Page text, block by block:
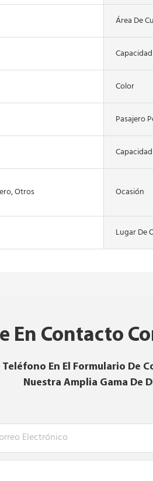
Área De
Capacidad
Color
Pasajero
Otros Ocasión
Lugar De
En Contacto
En El Formulario
Nuestra Amplia Gama De
Electrónico